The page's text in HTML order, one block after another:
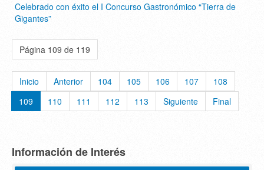
Celebrado con éxito el I Concurso Gastronómico “Tierra de
Gigantes”
Página 109 de 119
Inicio Anterior 104 105 106 107
108
109
110 111 112 113 Siguiente Final
Información de Interés